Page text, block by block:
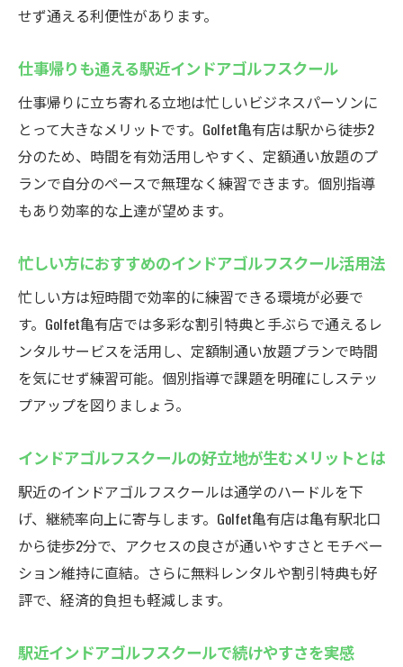
せず通える利便性があります。
仕事帰りも通える駅近インドアゴルフスクール
仕事帰りに立ち寄れる立地は忙しいビジネスパーソンに
とって大きなメリットです。Golfet亀有店は駅から徒歩2
分のため、時間を有効活用しやすく、定額通い放題のプ
ランで自分のペースで無理なく練習できます。個別指導
もあり効率的な上達が望めます。
忙しい方におすすめのインドアゴルフスクール活用法
忙しい方は短時間で効率的に練習できる環境が必要で
す。Golfet亀有店では多彩な割引特典と手ぶらで通えるレ
ンタルサービスを活用し、定額制通い放題プランで時間
を気にせず練習可能。個別指導で課題を明確にしステッ
プアップを図りましょう。
インドアゴルフスクールの好立地が生むメリットとは
駅近のインドアゴルフスクールは通学のハードルを下
げ、継続率向上に寄与します。Golfet亀有店は亀有駅北口
から徒歩2分で、アクセスの良さが通いやすさとモチベー
ション維持に直結。さらに無料レンタルや割引特典も好
評で、経済的負担も軽減します。
駅近インドアゴルフスクールで続けやすさを実感